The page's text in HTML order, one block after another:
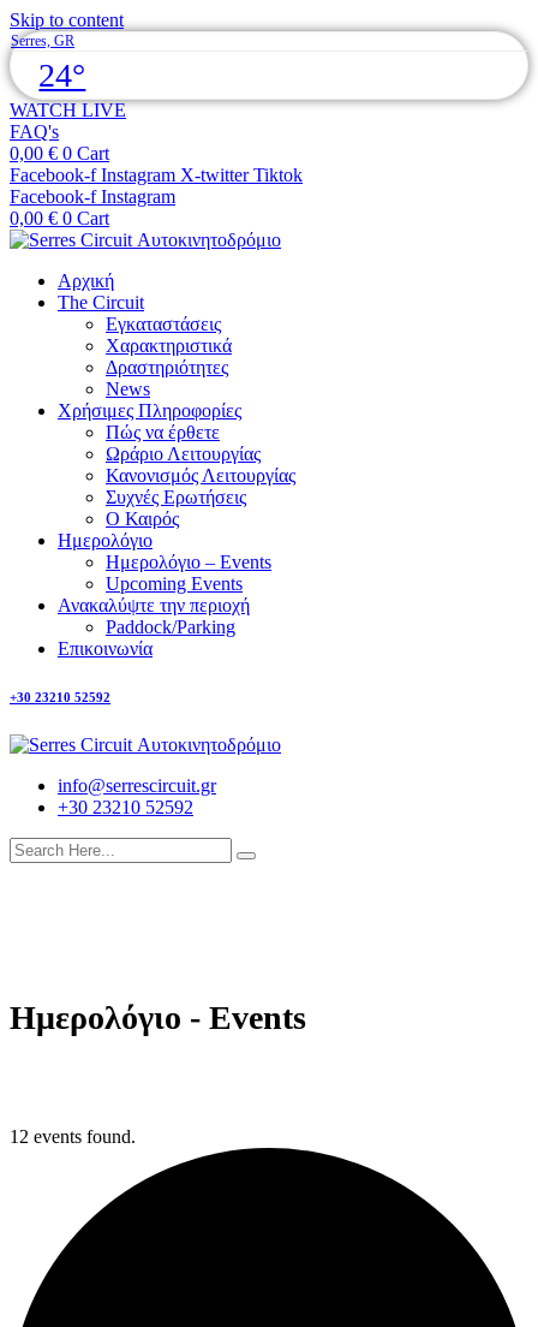
Skip to content
Serres, GR
24°
WATCH LIVE
FAQ's
0,00 € 0 Cart
Facebook-f Instagram X-twitter Tiktok
Facebook-f Instagram
0,00 € 0 Cart
Αρχική
The Circuit
Εγκαταστάσεις
Χαρακτηριστικά
Δραστηριότητες
News
Χρήσιμες Πληροφορίες
Πώς να έρθετε
Ωράριο Λειτουργίας
Κανονισμός Λειτουργίας
Συχνές Ερωτήσεις
Ο Καιρός
Ημερολόγιο
Ημερολόγιο – Events
Upcoming Events
Ανακαλύψτε την περιοχή
Paddock/Parking
Επικοινωνία
+30 23210 52592
info@serrescircuit.gr
+30 23210 52592
Ημερολόγιο - Events
12 events found.